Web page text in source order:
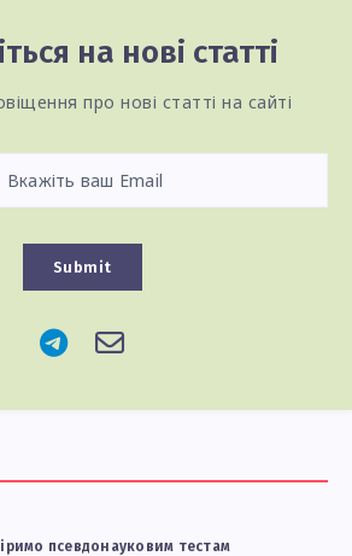
на нові статті
про нові статті на сайті
Submit
псевдонауковим тестам